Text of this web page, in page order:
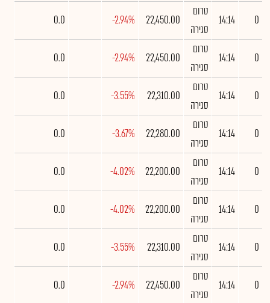
0
14:14
טרום
סגירה
22,450.00
-2.94%
0.0
0
14:14
טרום
סגירה
22,450.00
-2.94%
0.0
0
14:14
טרום
סגירה
22,310.00
-3.55%
0.0
0
14:14
טרום
סגירה
22,280.00
-3.67%
0.0
0
14:14
טרום
סגירה
22,200.00
-4.02%
0.0
0
14:14
טרום
סגירה
22,200.00
-4.02%
0.0
0
14:14
טרום
סגירה
22,310.00
-3.55%
0.0
0
14:14
טרום
סגירה
22,450.00
-2.94%
0.0